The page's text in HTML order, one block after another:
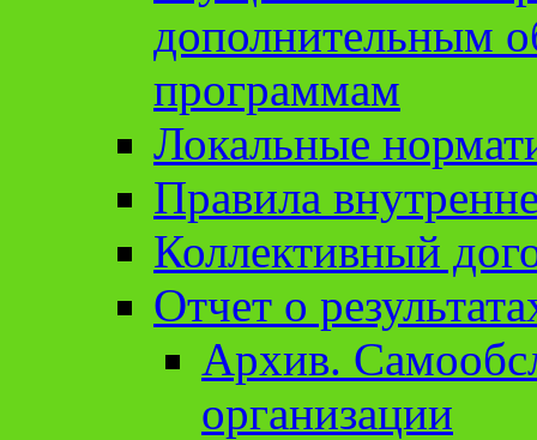
дополнительным
программам
Локальные
Правила
Коллективный
Отчет о
Архив.
организации